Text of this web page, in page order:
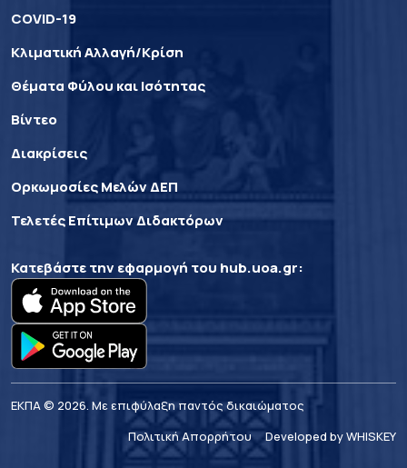
COVID-19
Κλιματική Αλλαγή/Κρίση
Θέματα Φύλου και Ισότητας
Βίντεο
Διακρίσεις
Ορκωμοσίες Μελών ΔΕΠ
Τελετές Επίτιμων Διδακτόρων
Κατεβάστε την εφαρμογή του hub.uoa.gr:
ΕΚΠΑ © 2026. Με επιφύλαξη παντός δικαιώματος
Πολιτική Απορρήτου
Developed by WHISKEY